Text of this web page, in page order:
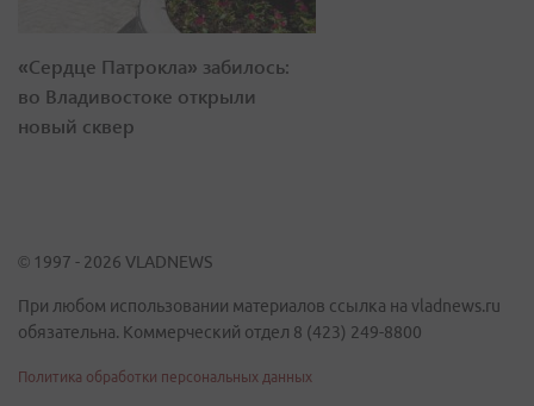
«Сердце Патрокла» забилось:
во Владивостоке открыли
новый сквер
© 1997 - 2026 VLADNEWS
При любом использовании материалов ссылка на vladnews.ru
обязательна. Коммерческий отдел 8 (423) 249-8800
Политика обработки персональных данных